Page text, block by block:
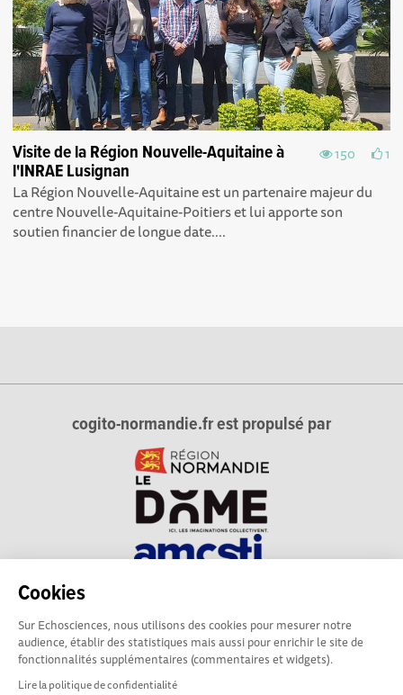
Cookies
Sur Echosciences, nous utilisons des cookies pour mesurer notre
audience, établir des statistiques mais aussi pour enrichir le site de
fonctionnalités supplémentaires (commentaires et widgets).
Lire la politique de confidentialité
150 1
Visite de la Région Nouvelle-Aquitaine à
l'INRAE Lusignan
La Région Nouvelle-Aquitaine est un partenaire majeur du
centre Nouvelle-Aquitaine-Poitiers et lui apporte son
soutien financier de longue date....
cogito-normandie.fr est propulsé par
technique et du dialogue science-société en Normandie.
cogito-normandie.fr est membre du réseau Echosciences
France animé par l'Amcsti.